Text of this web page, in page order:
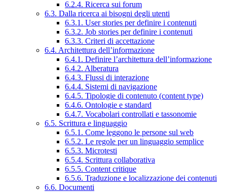
6.2.4. Ricerca sui forum
6.3. Dalla ricerca ai bisogni degli utenti
6.3.1. User stories per definire i contenuti
6.3.2. Job stories per definire i contenuti
6.3.3. Criteri di accettazione
6.4. Architettura dell’informazione
6.4.1. Definire l’architettura dell’informazione
6.4.2. Alberatura
6.4.3. Flussi di interazione
6.4.4. Sistemi di navigazione
6.4.5. Tipologie di contenuto (content type)
6.4.6. Ontologie e standard
6.4.7. Vocabolari controllati e tassonomie
6.5. Scrittura e linguaggio
6.5.1. Come leggono le persone sul web
6.5.2. Le regole per un linguaggio semplice
6.5.3. Microtesti
6.5.4. Scrittura collaborativa
6.5.5. Content critique
6.5.6. Traduzione e localizzazione dei contenuti
6.6. Documenti